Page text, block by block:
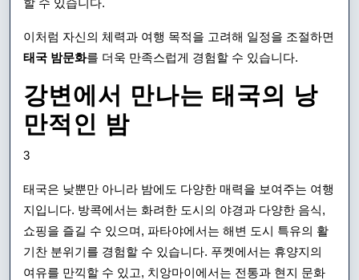
할 수 있습니다.
이처럼 자신의 체력과 여행 목적을 고려해 일정을 조절하면
태국 밤문화를 더욱 만족스럽게 경험할 수 있습니다.
강변에서 만나는 태국의 낭
만적인 밤
3
태국은 낮뿐만 아니라 밤에도 다양한 매력을 보여주는 여행
지입니다. 방콕에서는 화려한 도시의 야경과 다양한 음식,
쇼핑을 즐길 수 있으며, 파타야에서는 해변 도시 특유의 활
기찬 분위기를 경험할 수 있습니다. 푸켓에서는 휴양지의
여유를 만끽할 수 있고, 치앙마이에서는 전통과 현지 문화